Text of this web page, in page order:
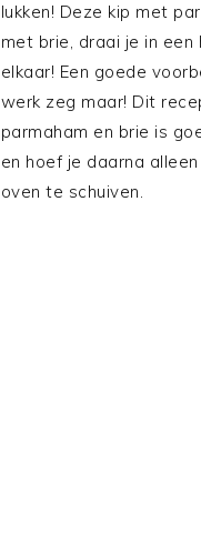
lukken! Deze kip met
met brie, draai je in een
elkaar! Een goede
werk zeg maar! Dit
parmaham en brie is
en hoef je daarna
oven te schuiven.